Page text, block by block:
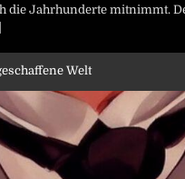
die Jahrhunderte mitnimmt.
Welt